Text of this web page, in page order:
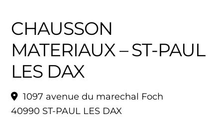
CHAUSSON
MATERIAUX – ST-PAUL
LES DAX
1097 avenue du marechal Foch
40990 ST-PAUL LES DAX